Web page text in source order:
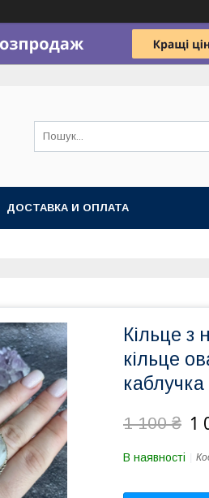
ДОСТАВКА И ОПЛАТА
Кільце з
кільце
каблучка
1 100 ₴ 1
В наявності